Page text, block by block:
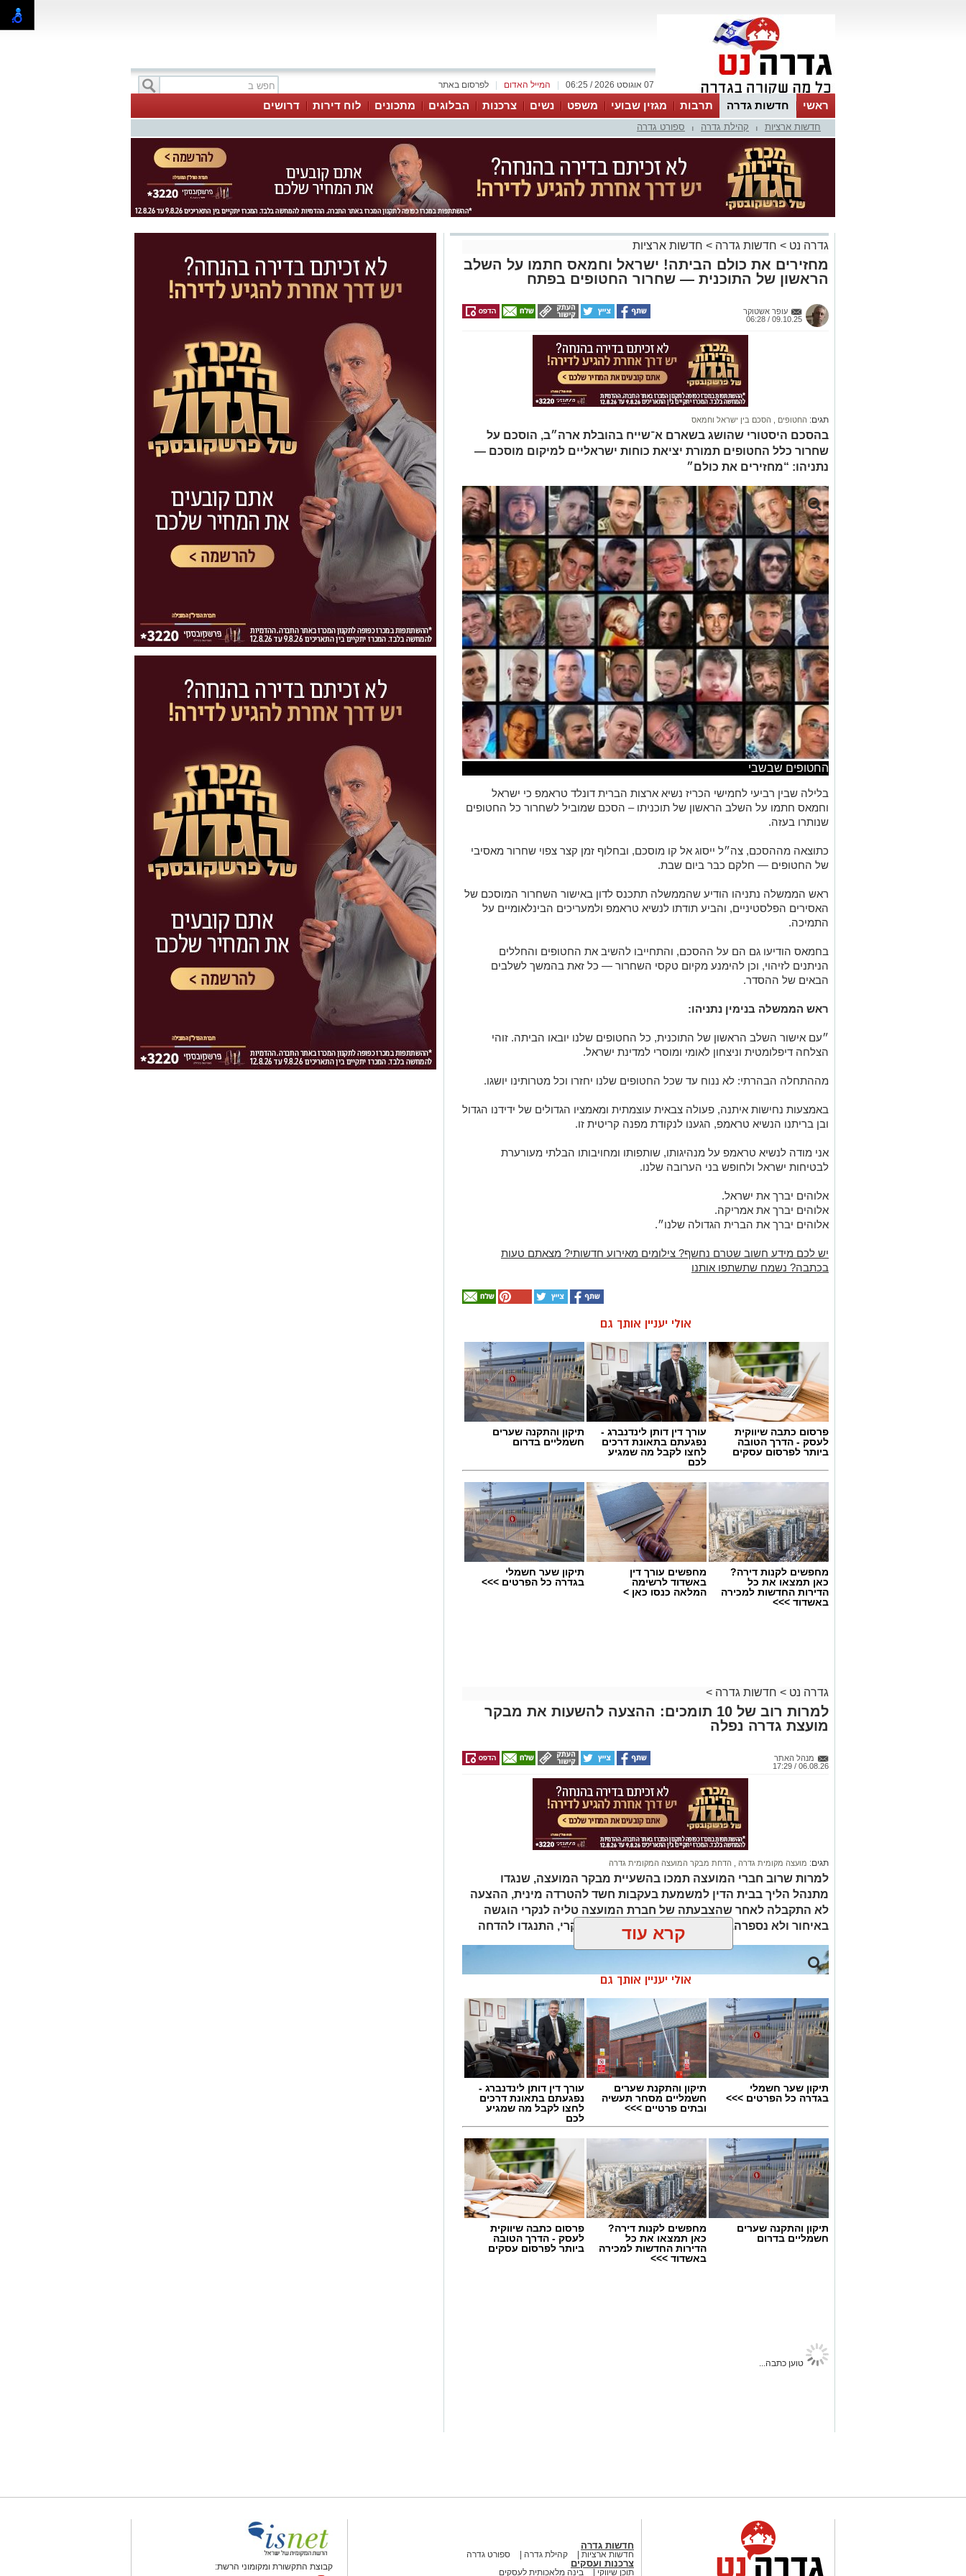
לפרסום באתר המייל האדום 07 אוגוסט 2026 / 06:25
ראשי חדשות גדרה תרבות מגזין שבועי משפט נשים צרכנות הבלוגים מתכונים לוח דירות דרושים
חדשות ארציות קהילת גדרה ספורט גדרה
גדרה נט > חדשות גדרה > חדשות ארציות
מחזירים את כולם הביתה! ישראל וחמאס חתמו על השלב
הראשון של התוכנית — שחרור החטופים בפתח
עופר אשטוקר
09.10.25 / 06:28
תגים: החטופים הסכם בין ישראל וחמאס
בהסכם היסטורי שהושג בשארם א־שייח בהובלת ארה״ב, הוסכם על
שחרור כלל החטופים תמורת יציאת כוחות ישראליים למיקום מוסכם —
נתניהו: “מחזירים את כולם״
החטופים שבשבי
בלילה שבין רביעי לחמישי הכריז נשיא ארצות הברית דונלד טראמפ כי ישראל
וחמאס חתמו על השלב הראשון של תוכניתו – הסכם שמוביל לשחרור כל החטופים
שנותרו בעזה.
כתוצאה מההסכם, צה״ל ייסוג אל קו מוסכם, ובחלוף זמן קצר צפוי שחרור מאסיבי
של החטופים — חלקם כבר ביום שבת.
ראש הממשלה נתניהו הודיע שהממשלה תתכנס לדון באישור השחרור המוסכם של
האסירים הפלסטיניים, והביע תודתו לנשיא טראמפ ולמעריכים הבינלאומיים על
התמיכה.
בחמאס הודיעו גם הם על ההסכם, והתחייבו להשיב את החטופים והחללים
הניתנים לזיהוי, וכן להימנע מקיום טקסי השחרור — כל זאת בהמשך לשלבים
הבאים של ההסדר.
ראש הממשלה בנימין נתניהו:
״עם אישור השלב הראשון של התוכנית, כל החטופים שלנו יובאו הביתה. זוהי
הצלחה דיפלומטית וניצחון לאומי ומוסרי למדינת ישראל.
מההתחלה הבהרתי: לא ננוח עד שכל החטופים שלנו יחזרו וכל מטרותינו יושגו.
באמצעות נחישות איתנה, פעולה צבאית עוצמתית ומאמציו הגדולים של ידידנו הגדול
ובן בריתנו הנשיא טראמפ, הגענו לנקודת מפנה קריטית זו.
אני מודה לנשיא טראמפ על מנהיגותו, שותפותו ומחויבותו הבלתי מעורערת
לבטיחות ישראל ולחופש בני הערובה שלנו.
אלוהים יברך את ישראל.
אלוהים יברך את אמריקה.
אלוהים יברך את הברית הגדולה שלנו״.
יש לכם מידע חשוב שטרם נחשף? צילומים מאירוע חדשותי? מצאתם טעות
בכתבה? נשמח שתשתפו אותנו
אולי יעניין אותך גם
פרסום כתבה שיווקית
לעסק - הדרך הטובה
ביותר לפרסום עסקים
עורך דין דותן לינדנברג -
נפגעתם בתאונת דרכים
לחצו לקבל מה שמגיע
לכם
תיקון והתקנה שערים
חשמליים בדרום
מחפשים לקנות דירה?
כאן תמצאו את כל
הדירות החדשות למכירה
באשדוד >>>
מחפשים עורך דין
באשדוד לרשימה
המלאה כנסו כאן >
תיקון שער חשמלי
בגדרה כל הפרטים >>>
גדרה נט > חדשות גדרה >
למרות רוב של 10 תומכים: ההצעה להשעות את מבקר
מועצת גדרה נפלה
מנהל האתר
06.08.26 / 17:29
תגים: מועצה מקומית גדרה הדחת מבקר המועצה המקומית גדרה
למרות שרוב חברי המועצה תמכו בהשעיית מבקר המועצה, שנגדו
מתנהל הליך בבית הדין למשמעת בעקבות חשד להטרדה מינית, ההצעה
לא התקבלה לאחר שהצבעתה של חברת המועצה טליה לנקרי הוגשה
באיחור ולא נספרה. כל חברי האופוזיציה, למעט לנקרי, התנגדו להדחה
בניין המועצה המקומית גדרה
ההצעה להשעות את מבקר מועצת גדרה, שנגדו מתנהל הליך בבית הדין למשמעת
בעקבות חשד להטרדה מינית, נפלה היום (חמישי), למרות שרוב חברי המועצה
המועד שנקבע לסיום ההצבעה - ולכן לא נספרה.
תוצאות ההצבעה צפויות לעורר הדים בזירה הציבורית והפוליטית בגדרה, לאחר
חתמו עובדות במועצה המקומית.
יש לכם מידע חשוב שטרם נחשף? צילומים מאירוע חדשותי? מצאתם טעות
בכתבה? נשמח שתשתפו אותנו
קרא עוד
אולי יעניין אותך גם
תיקון שער חשמלי
בגדרה כל הפרטים >>>
תיקון והתקנת שערים
חשמליים מסחר תעשיה
ובתים פרטיים >>>
עורך דין דותן לינדנברג -
נפגעתם בתאונת דרכים
לחצו לקבל מה שמגיע
לכם
תיקון והתקנה שערים
חשמליים בדרום
מחפשים לקנות דירה?
כאן תמצאו את כל
הדירות החדשות למכירה
באשדוד >>>
פרסום כתבה שיווקית
לעסק - הדרך הטובה
ביותר לפרסום עסקים
טוען כתבה...
חדשות גדרה
חדשות ארציות קהילת גדרה ספורט גדרה
צרכנות ועסקים
תוכן שיווקי בינה מלאכותית לעסקים
קבוצת התקשורת ומקומוני הרשת: